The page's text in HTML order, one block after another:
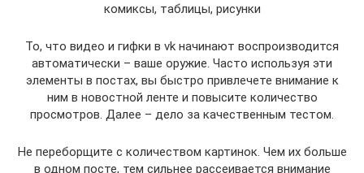
комиксы, таблицы, рисунки
То, что видео и гифки в vk начинают воспроизводится
автоматически – ваше оружие. Часто используя эти
элементы в постах, вы быстро привлечете внимание к
ним в новостной ленте и повысите количество
просмотров. Далее – дело за качественным тестом.
Не переборщите с количеством картинок. Чем их больше
в одном посте, тем сильнее рассеивается внимание